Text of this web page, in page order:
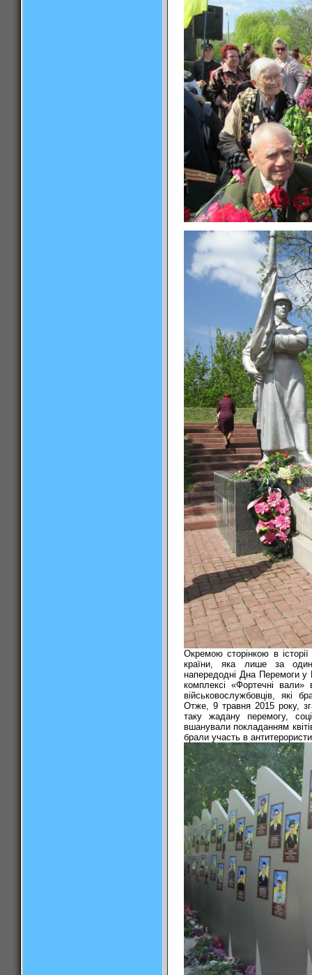
Окремою сторінкою в
країни, яка лише за
напередодні Дна Перемоги у
комплексі «Фортечні вали»
військовослужбовців, які
Отже, 9 травня 2015 року,
таку жадану перемогу,
вшанували покладанням
брали участь в